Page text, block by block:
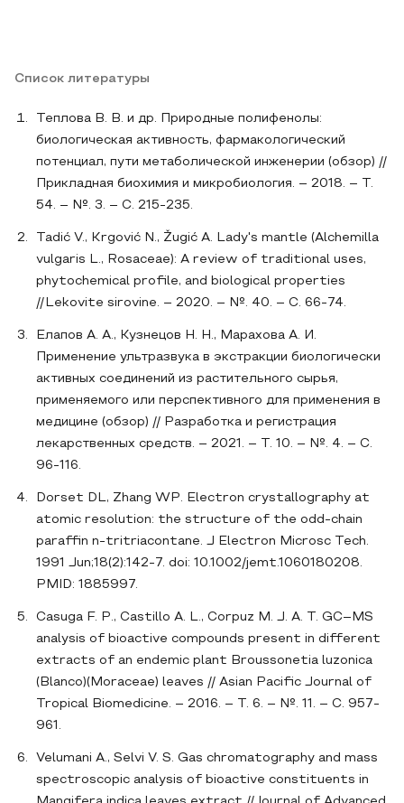
Список литературы
Теплова В. В. и др. Природные полифенолы:
биологическая активность, фармакологический
потенциал, пути метаболической инженерии (обзор) //
Прикладная биохимия и микробиология. – 2018. – Т.
54. – №. 3. – С. 215-235.
Tadić V., Krgović N., Žugić A. Lady's mantle (Alchemilla
vulgaris L., Rosaceae): A review of traditional uses,
phytochemical profile, and biological properties
//Lekovite sirovine. – 2020. – №. 40. – С. 66-74.
Елапов А. А., Кузнецов Н. Н., Марахова А. И.
Применение ультразвука в экстракции биологически
активных соединений из растительного сырья,
применяемого или перспективного для применения в
медицине (обзор) // Разработка и регистрация
лекарственных средств. – 2021. – Т. 10. – №. 4. – С.
96-116.
Dorset DL, Zhang WP. Electron crystallography at
atomic resolution: the structure of the odd-chain
paraffin n-tritriacontane. J Electron Microsc Tech.
1991 Jun;18(2):142-7. doi: 10.1002/jemt.1060180208.
PMID: 1885997.
Casuga F. P., Castillo A. L., Corpuz M. J. A. T. GC–MS
analysis of bioactive compounds present in different
extracts of an endemic plant Broussonetia luzonica
(Blanco)(Moraceae) leaves // Asian Pacific Journal of
Tropical Biomedicine. – 2016. – Т. 6. – №. 11. – С. 957-
961.
Velumani A., Selvi V. S. Gas chromatography and mass
spectroscopic analysis of bioactive constituents in